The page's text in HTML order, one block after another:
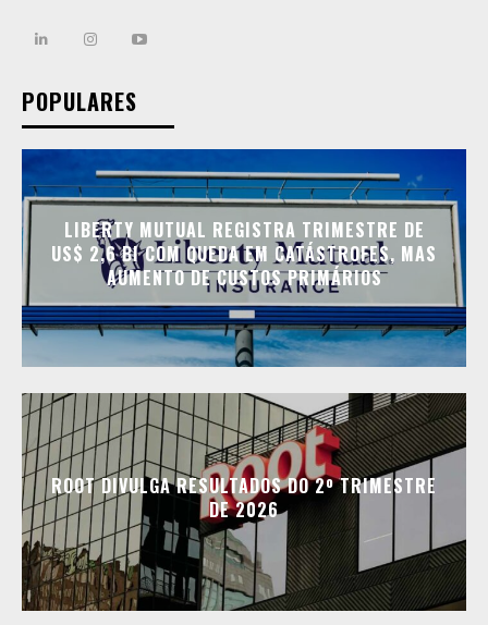
POPULARES
LIBERTY MUTUAL REGISTRA TRIMESTRE DE
US$ 2,6 BI COM QUEDA EM CATÁSTROFES, MAS
AUMENTO DE CUSTOS PRIMÁRIOS
ROOT DIVULGA RESULTADOS DO 2º TRIMESTRE
DE 2026